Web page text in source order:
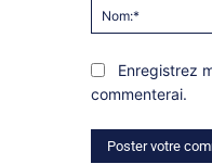
Enregistrez
commenterai.